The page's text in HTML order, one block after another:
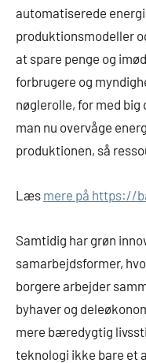
automatiserede
produktionsmodeller
at spare penge og
forbrugere og
nøglerolle, for med
man nu overvåge
produktionen, så
Læs mere på https://
Samtidig har grøn
samarbejdsformer,
borgere arbejder
byhaver og
mere bæredygtig
teknologi ikke bare et